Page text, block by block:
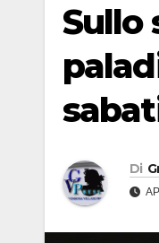
Sullo
Di